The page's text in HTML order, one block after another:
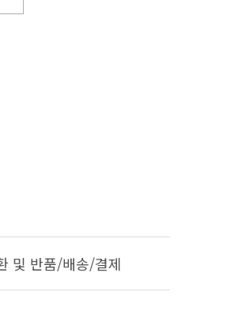
및 반품/배송/결제